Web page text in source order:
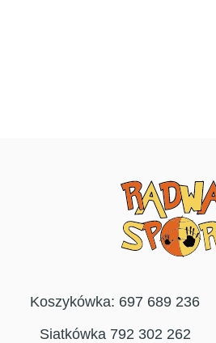
Koszykówka: 697 689 236
Siatkówka 792 302 262